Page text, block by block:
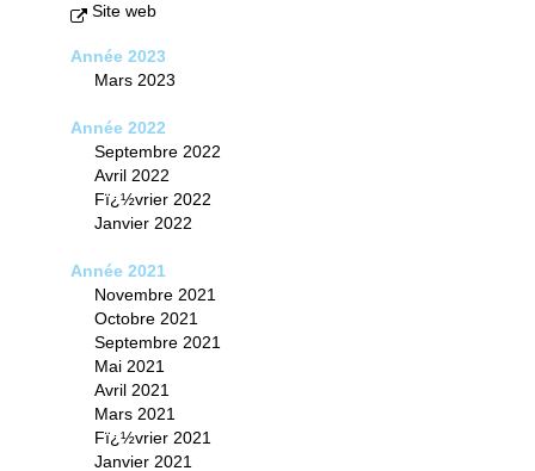
Site web
Année 2023
Mars 2023
Année 2022
Septembre 2022
Avril 2022
Fï¿½vrier 2022
Janvier 2022
Année 2021
Novembre 2021
Octobre 2021
Septembre 2021
Mai 2021
Avril 2021
Mars 2021
Fï¿½vrier 2021
Janvier 2021